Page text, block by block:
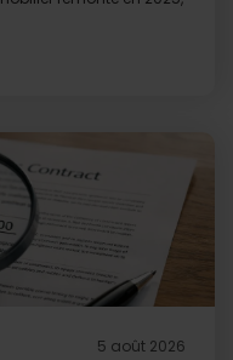
5 août 2026